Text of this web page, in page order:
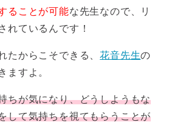
ることが可能な先生なので、リ
れているんです！
たからこそできる、花音先生の
ますよ。
ちが気になり、どうしようもな
して気持ちを視てもらうことが